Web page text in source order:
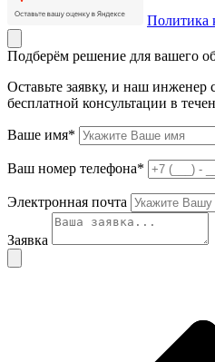
Политика
Подберём решение для вашего
Оставьте заявку, и наш инженер
бесплатной консультации в
Ваше имя*
Ваш номер телефона*
Электронная почта
Заявка